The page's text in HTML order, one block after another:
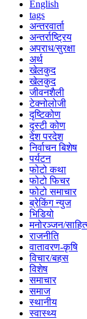
English
tags
अन्तरवार्ता
अन्तर्राष्ट्रिय
अपराध/सुरक्षा
अर्थ
खेलकुद
खेलकुद
जीवनशैली
टेक्नोलोजी
दृष्टिकोण
दृस्टी कोण
देश परदेश
निर्वाचन बिशेष
पर्यटन
फोटो कथा
फोटो फिचर
फोटो समाचार
ब्रेकिंग न्युज
भिडियो
मनोरञ्जन/
राजनीति
वातावरण-कृषि
विचार/बहस
विशेष
समाचार
समाज
स्थानीय
स्वास्थ्य